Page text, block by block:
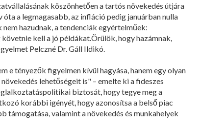
köszönhetően a tartós növekedés útjára
a legmagasabb, az infláció pedig januárban nulla
hazudnak, a tendenciák egyértelműek:
kell a jó példákat.Örülök, hogy hazámnak,
Pelczné Dr. Gáll Ildikó.
e tényezők figyelmen kívül hagyása, hanem egy olyan
lehetőségeit is" – emelte ki a fideszes
biztosát, hogy tegye meg a
korábbi igényét, hogy azonosítsa a belső piac
támogatása, valamint a növekedés és munkahelyek